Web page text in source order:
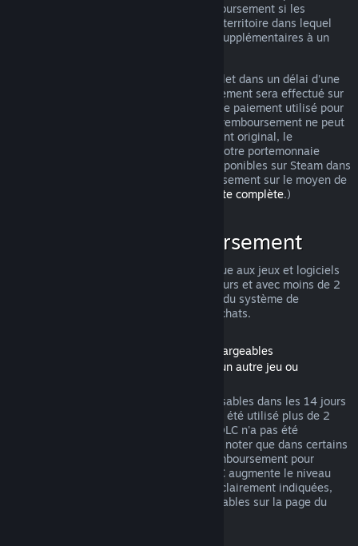
pouvez tout de même demander un remboursement si les
conditions ne sont pas remplies. Selon le territoire dans lequel
vous vivez, vous pouvez avoir des droits supplémentaires à un
Vous obtiendrez un remboursement complet dans un délai d'une
semaine après approbation. Le remboursement sera effectué sur
le portemonnaie Steam ou sur le moyen de paiement utilisé pour
l'achat. Si pour une raison quelconque le remboursement ne peut
pas être effectué sur le moyen de paiement original, le
remboursement intégral sera réalisé sur votre portemonnaie
Steam. (Certains moyens de paiement disponibles sur Steam dans
votre pays ne permettent pas de remboursement sur le moyen de
Cliquez ici pour une liste complète.)
Conditions de remboursement
L'offre de remboursement Steam s'applique aux jeux et logiciels
du magasin Steam achetés dans les 14 jours et avec moins de 2
heures d'utilisation. Voici un récapitulatif du système de
remboursement pour les autres types d'achats.
Remboursement pour les contenus téléchargeables
(Contenu du magasin Steam nécessitant un autre jeu ou
Les DLC achetés sur Steam sont remboursables dans les 14 jours
suivant l'achat et si le jeu de base n'a pas été utilisé plus de 2
heures après l'achat du DLC, tant que le DLC n'a pas été
consommé, modifié ou transféré. Veuillez noter que dans certains
cas, Steam ne pourra pas proposer de remboursement pour
certains DLC tiers (par exemple, si un DLC augmente le niveau
d'un personnage). Ces exceptions seront clairement indiquées,
avant l'achat, comme étant non remboursables sur la page du